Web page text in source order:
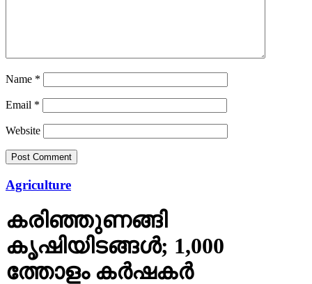
Name *
Email *
Website
Agriculture
കരിഞ്ഞുണങ്ങി
കൃഷിയിടങ്ങൾ; 1,000
ത്തോളം കർഷകർ